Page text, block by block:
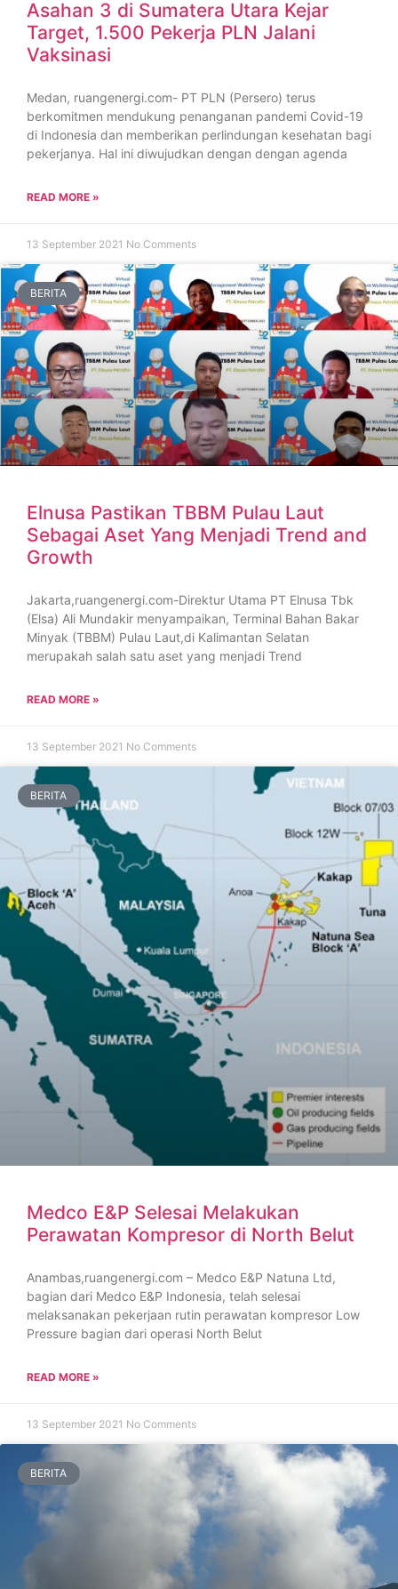
Asahan 3 di Sumatera Utara Kejar
Target, 1.500 Pekerja PLN Jalani
Vaksinasi
Medan, ruangenergi.com- PT PLN (Persero) terus
berkomitmen mendukung penanganan pandemi Covid-19
di Indonesia dan memberikan perlindungan kesehatan bagi
pekerjanya. Hal ini diwujudkan dengan dengan agenda
READ MORE »
13 September 2021 No Comments
BERITA
Elnusa Pastikan TBBM Pulau Laut
Sebagai Aset Yang Menjadi Trend and
Growth
Jakarta,ruangenergi.com-Direktur Utama PT Elnusa Tbk
(Elsa) Ali Mundakir menyampaikan, Terminal Bahan Bakar
Minyak (TBBM) Pulau Laut,di Kalimantan Selatan
merupakah salah satu aset yang menjadi Trend
READ MORE »
13 September 2021 No Comments
BERITA
Medco E&P Selesai Melakukan
Perawatan Kompresor di North Belut
Anambas,ruangenergi.com – Medco E&P Natuna Ltd,
bagian dari Medco E&P Indonesia, telah selesai
melaksanakan pekerjaan rutin perawatan kompresor Low
Pressure bagian dari operasi North Belut
READ MORE »
13 September 2021 No Comments
BERITA